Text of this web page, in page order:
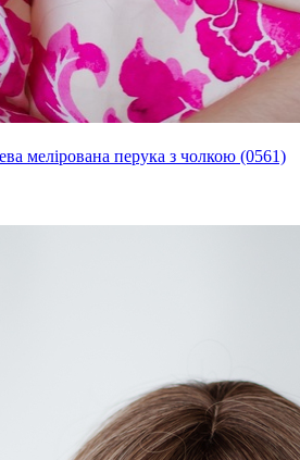
мелірована перука з чолкою (0561)